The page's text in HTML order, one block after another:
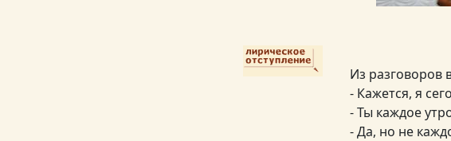
Из разговоров
- Кажется, я
- Ты каждое
- Да, но не